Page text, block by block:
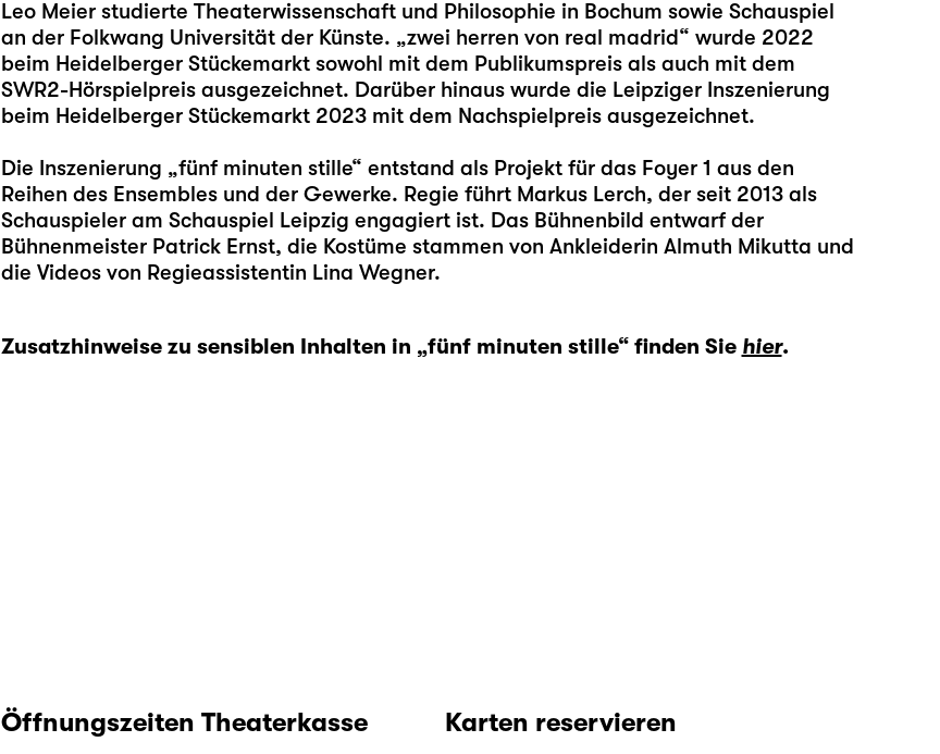
Leo Meierstudierte Theaterwissenschaft und Philosophie in Bochum sowie Schauspiel
an der Folkwang Universität der Künste. „zwei herren von real madrid“ wurde 2022
beim Heidelberger Stückemarkt sowohl mit dem Publikumspreis als auch mit dem
SWR2-Hörspielpreis ausgezeichnet. Darüber hinaus wurde die Leipziger Inszenierung
beim Heidelberger Stückemarkt 2023 mit dem Nachspielpreis ausgezeichnet.
Die Inszenierung „fünf minuten stille“ entstand als Projekt für das Foyer 1 aus den
Reihen des Ensembles und der Gewerke. Regie führt Markus Lerch, der seit 2013 als
Schauspieler am Schauspiel Leipzig engagiert ist. Das Bühnenbild entwarf der
Bühnenmeister Patrick Ernst, die Kostüme stammen von Ankleiderin Almuth Mikutta und
die Videos von Regieassistentin Lina Wegner.
Zusatzhinweise zu sensiblen Inhalten in „fünf minuten stille“ finden Sie hier.
Öffnungszeiten Theaterkasse Karten reservieren